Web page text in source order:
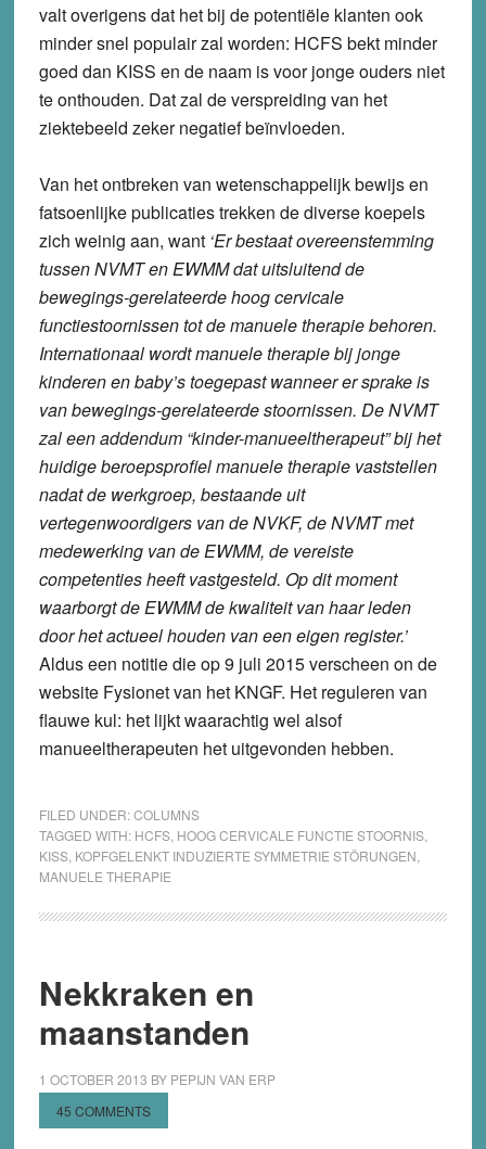
valt overigens dat het bij de potentiële klanten ook
minder snel populair zal worden: HCFS bekt minder
goed dan KISS en de naam is voor jonge ouders niet
te onthouden. Dat zal de verspreiding van het
ziektebeeld zeker negatief beïnvloeden.
Van het ontbreken van wetenschappelijk bewijs en
fatsoenlijke publicaties trekken de diverse koepels
zich weinig aan, want ‘Er bestaat overeenstemming
tussen NVMT en EWMM dat uitsluitend de
bewegings-gerelateerde hoog cervicale
functiestoornissen tot de manuele therapie behoren.
Internationaal wordt manuele therapie bij jonge
kinderen en baby’s toegepast wanneer er sprake is
van bewegings-gerelateerde stoornissen. De NVMT
zal een addendum “kinder-manueeltherapeut” bij het
huidige beroepsprofiel manuele therapie vaststellen
nadat de werkgroep, bestaande uit
vertegenwoordigers van de NVKF, de NVMT met
medewerking van de EWMM, de vereiste
competenties heeft vastgesteld. Op dit moment
waarborgt de EWMM de kwaliteit van haar leden
door het actueel houden van een eigen register.’
Aldus een notitie die op 9 juli 2015 verscheen on de
website Fysionet van het KNGF. Het reguleren van
flauwe kul: het lijkt waarachtig wel alsof
manueeltherapeuten het uitgevonden hebben.
FILED UNDER:COLUMNS
TAGGED WITH: HCFS, HOOG CERVICALE FUNCTIE STOORNIS,
KISS, KOPFGELENKT INDUZIERTE SYMMETRIE STÖRUNGEN
MANUELE THERAPIE
Nekkraken en
maanstanden
1 OCTOBER 2013 BY PEPIJN VAN ERP
45 COMMENTS